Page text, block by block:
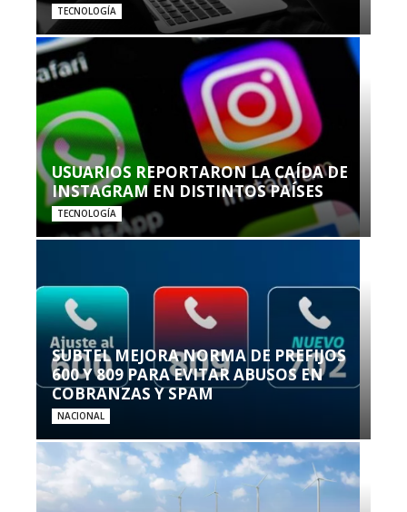
TECNOLOGÍA
USUARIOS REPORTARON LA CAÍDA DE
INSTAGRAM EN DISTINTOS PAÍSES
TECNOLOGÍA
SUBTEL MEJORA NORMA DE PREFIJOS
600 Y 809 PARA EVITAR ABUSOS EN
COBRANZAS Y SPAM
NACIONAL